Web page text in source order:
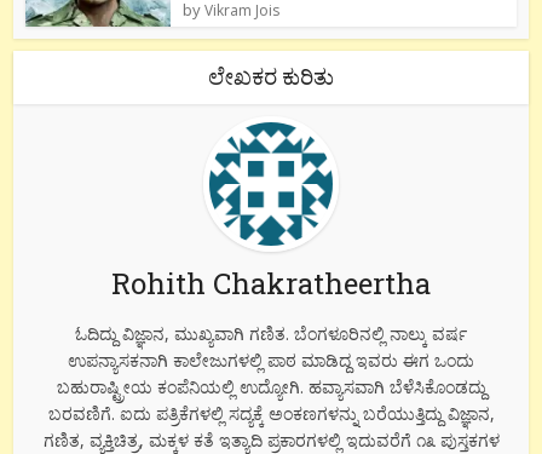
byVikram Jois
ಲೇಖಕರ ಕುರಿತು
Rohith Chakratheertha
ಓದಿದ್ದು ವಿಜ್ಞಾನ, ಮುಖ್ಯವಾಗಿ ಗಣಿತ. ಬೆಂಗಳೂರಿನಲ್ಲಿ ನಾಲ್ಕು ವರ್ಷ
ಉಪನ್ಯಾಸಕನಾಗಿ ಕಾಲೇಜುಗಳಲ್ಲಿ ಪಾಠ ಮಾಡಿದ್ದ ಇವರು ಈಗ ಒಂದು
ಬಹುರಾಷ್ಟ್ರೀಯ ಕಂಪೆನಿಯಲ್ಲಿ ಉದ್ಯೋಗಿ. ಹವ್ಯಾಸವಾಗಿ ಬೆಳೆಸಿಕೊಂಡದ್ದು
ಬರವಣಿಗೆ. ಐದು ಪತ್ರಿಕೆಗಳಲ್ಲಿ ಸದ್ಯಕ್ಕೆ ಅಂಕಣಗಳನ್ನು ಬರೆಯುತ್ತಿದ್ದು ವಿಜ್ಞಾನ,
ಗಣಿತ, ವ್ಯಕ್ತಿಚಿತ್ರ, ಮಕ್ಕಳ ಕತೆ ಇತ್ಯಾದಿ ಪ್ರಕಾರಗಳಲ್ಲಿ ಇದುವರೆಗೆ ೧೩ ಪುಸ್ತಕಗಳ